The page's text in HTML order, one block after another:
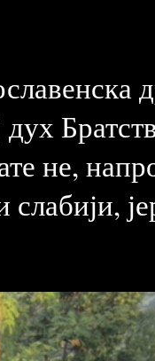
дух
не,